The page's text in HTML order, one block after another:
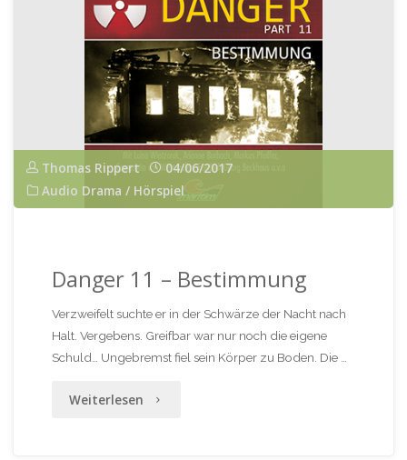
Thomas Rippert
04/06/2017
Audio Drama / Hörspiel
Danger 11 – Bestimmung
Verzweifelt suchte er in der Schwärze der Nacht nach
Halt. Vergebens. Greifbar war nur noch die eigene
Schuld… Ungebremst fiel sein Körper zu Boden. Die …
Weiterlesen "Danger